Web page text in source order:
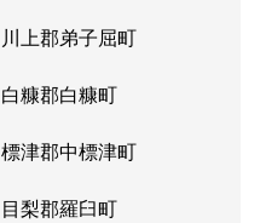
川上郡弟子屈町
白糠郡白糠町
標津郡中標津町
目梨郡羅臼町